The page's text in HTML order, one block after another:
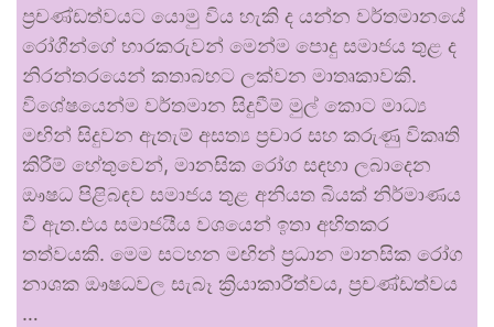
ප්‍රචණ්ඩත්වයට යොමු විය හැකි ද යන්න වර්තමානයේ
රෝගීන්ගේ භාරකරුවන් මෙන්ම පොදු සමාජය තුළ ද
නිරන්තරයෙන් කතාබහට ලක්වන මාතෘකාවකි.
විශේෂයෙන්ම වර්තමාන සිදුවීම් මුල් කොට මාධ්‍ය
මඟින් සිදුවන ඇතැම් අසත්‍ය ප්‍රචාර සහ කරුණු විකෘති
කිරීම් හේතුවෙන්, මානසික රෝග සඳහා ලබාදෙන
ඖෂධ පිළිබඳව සමාජය තුළ අනියත බියක් නිර්මාණය
වී ඇත.එය සමාජයීය වශයෙන් ඉතා අහිතකර
තත්වයකි. මෙම සටහන මඟින් ප්‍රධාන මානසික රෝග
නාශක ඖෂධවල සැබෑ ක්‍රියාකාරීත්වය, ප්‍රචණ්ඩත්වය
…